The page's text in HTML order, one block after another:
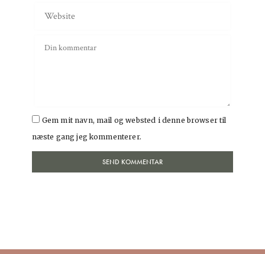
Gem mit navn, mail og websted i denne browser til
næste gang jeg kommenterer.